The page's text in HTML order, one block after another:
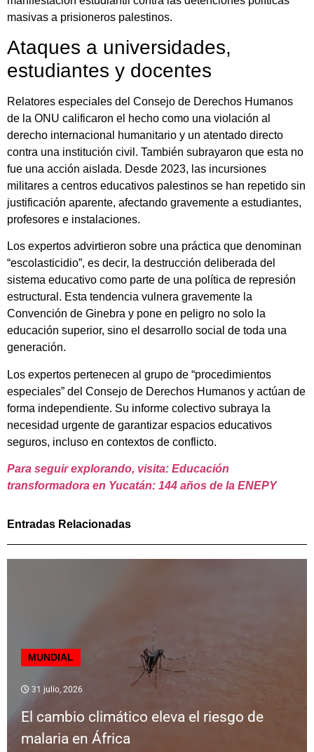
masivas a prisioneros palestinos.
Ataques a universidades,
estudiantes y docentes
Relatores especiales del Consejo de Derechos Humanos
de la ONU calificaron el hecho como una violación al
derecho internacional humanitario y un atentado directo
contra una institución civil. También subrayaron que esta no
fue una acción aislada. Desde 2023, las incursiones
militares a centros educativos palestinos se han repetido sin
justificación aparente, afectando gravemente a estudiantes,
profesores e instalaciones.
Los expertos advirtieron sobre una práctica que denominan
“escolasticidio”, es decir, la destrucción deliberada del
sistema educativo como parte de una política de represión
estructural. Esta tendencia vulnera gravemente la
Convención de Ginebra y pone en peligro no solo la
educación superior, sino el desarrollo social de toda una
generación.
Los expertos pertenecen al grupo de “procedimientos
especiales” del Consejo de Derechos Humanos y actúan de
forma independiente. Su informe colectivo subraya la
necesidad urgente de garantizar espacios educativos
seguros, incluso en contextos de conflicto.
Para seguir explorando, visita: Educación
transformadora en Yucatán: 144 años de la ENEPY
Entradas Relacionadas
MUNDIAL
31 julio, 2026
El cambio climático eleva el riesgo de
malaria en África